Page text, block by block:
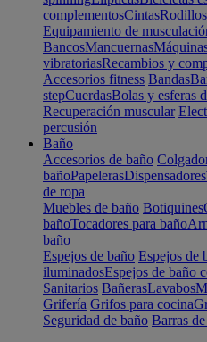
complementosCintasRodillos
Equipamiento de
BancosMancuernas
vibratoriasRecambios y
Accesorios fitness Bandas
stepCuerdasBolas y esferas
Recuperación muscular
percusión
Baño
Accesorios de baño
bañoPapelerasDispensadores
de ropa
Muebles de baño Botiquines
bañoTocadores para baño
baño
Espejos de baño Espejos de
iluminadosEspejos de baño
Sanitarios BañerasLavabos
Grifería Grifos para cocina
Seguridad de baño Barras